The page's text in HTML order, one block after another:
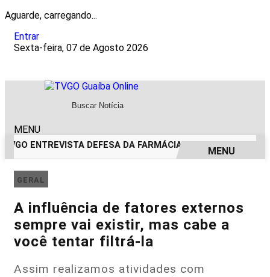
Aguarde, carregando...
Entrar
Sexta-feira, 07 de Agosto 2026
MENU
ENTREVISTA DEFESA DA FARMÁCIA INVESTIGADA EM
EM ALTA
MENU
GERAL
A influência de fatores externos
sempre vai existir, mas cabe a
você tentar filtrá-la
Assim realizamos atividades com